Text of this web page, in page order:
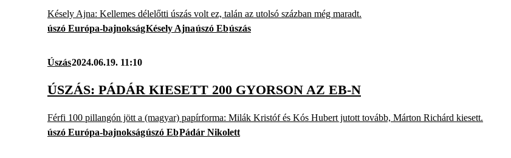
Késely Ajna: Kellemes délelőtti úszás volt ez, talán az utolsó százban még maradt.
úszó Európa-bajnokságKésely Ajnaúszó Ebúszás
Úszás2024.06.19. 11:10
ÚSZÁS: PÁDÁR KIESETT 200 GYORSON AZ EB-N
Férfi 100 pillangón jött a (magyar) papírforma: Milák Kristóf és Kós Hubert jutott tovább, Márton Richárd kiesett.
úszó Európa-bajnokságúszó EbPádár Nikolett